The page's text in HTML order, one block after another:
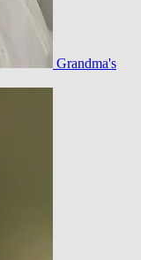
Grandma's